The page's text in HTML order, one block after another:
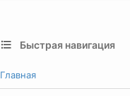
Быстрая навигация
Главная